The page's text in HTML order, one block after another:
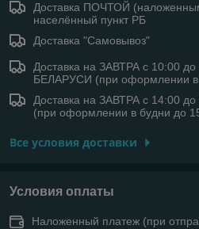
Доставка ПОЧТОЙ
населённый пункт РБ
Доставка "Самовывоз"
Доставка на ЗАВТРА с 10:00
БЕЛАРУСИ (при оформлении
Доставка на ЗАВТРА с 14:00
(при оформлении в будни до
Все условия доставки
Условия оплаты
Наложенный платеж (при